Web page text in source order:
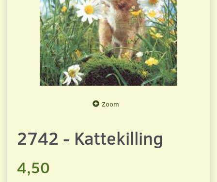
Zoom
2742 - Kattekilling
4,50